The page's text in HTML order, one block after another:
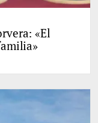
«El